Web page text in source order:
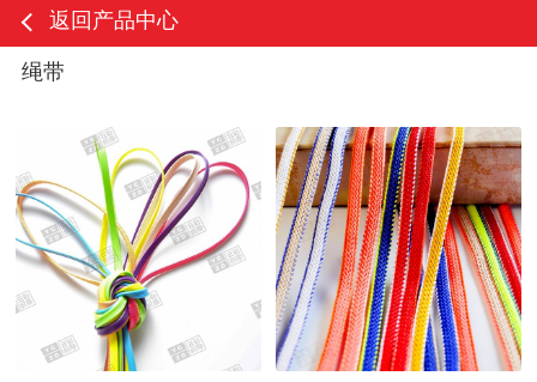
返回产品中心
绳带